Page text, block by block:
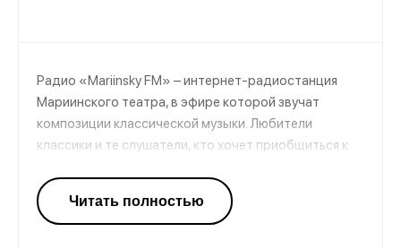
Радио «Mariinsky FM» – интернет-радиостанция
Мариинского театра, в эфире которой звучат
композиции классической музыки. Любители
классики и те слушатели, кто хочет приобщиться к
великолепными музыкальными произведениями в
хорошем качестве. Также на сайте можно